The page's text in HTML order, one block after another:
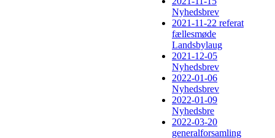
Nyhedsbrev
2021-11-22 referat
fællesmøde
Landsbylaug
2021-12-05
Nyhedsbrev
2022-01-06
Nyhedsbrev
2022-01-09
Nyhedsbre
2022-03-20
generalforsamling